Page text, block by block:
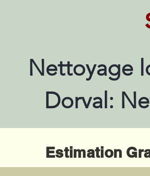
Nettoyage
Dorval:
Estimation